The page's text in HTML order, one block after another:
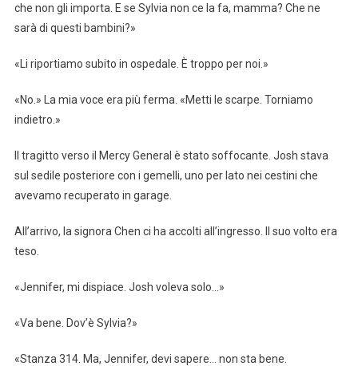
che non gli importa. E se Sylvia non ce la fa, mamma? Che ne
sarà di questi bambini?»
«Li riportiamo subito in ospedale. È troppo per noi.»
«No.» La mia voce era più ferma. «Metti le scarpe. Torniamo
indietro.»
Il tragitto verso il Mercy General è stato soffocante. Josh stava
sul sedile posteriore con i gemelli, uno per lato nei cestini che
avevamo recuperato in garage.
All’arrivo, la signora Chen ci ha accolti all’ingresso. Il suo volto era
teso.
«Jennifer, mi dispiace. Josh voleva solo…»
«Va bene. Dov’è Sylvia?»
«Stanza 314. Ma, Jennifer, devi sapere… non sta bene.